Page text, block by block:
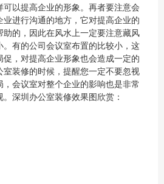
以提高企业的形象。再者要注意会
进行沟通的地方，它对提高企业的
助的，因此在风水上一定要注意藏风
。有的公司会议室布置的比较小，这
，对提高企业形象也会造成一定的
室装修的时候，提醒您一定不要忽视
会议室对整个企业的影响也是非常
深圳办公室装修效果图欣赏：